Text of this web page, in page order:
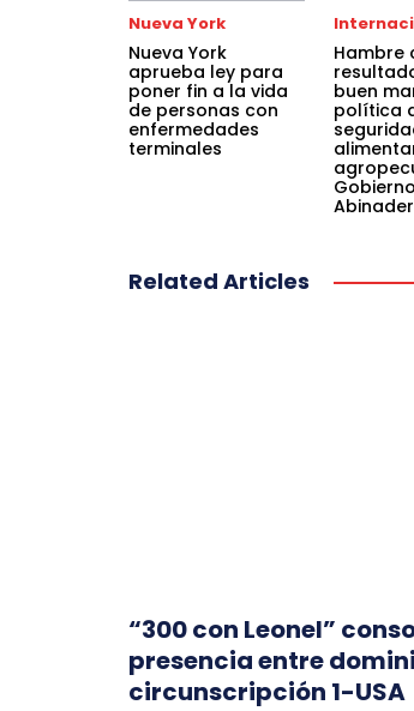
Nueva York
Nueva York
aprueba ley para
poner fin a la vida
de personas con
enfermedades
terminales
Hambre
buen
política
Abinader
Related Articles
“300 con Leonel”
presencia entre
circunscripción 1-USA